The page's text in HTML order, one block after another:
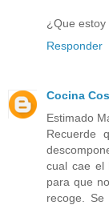
¿Que
Responder
Cocina
Estimado
Recuerde
cual cae el
para que
recoge.